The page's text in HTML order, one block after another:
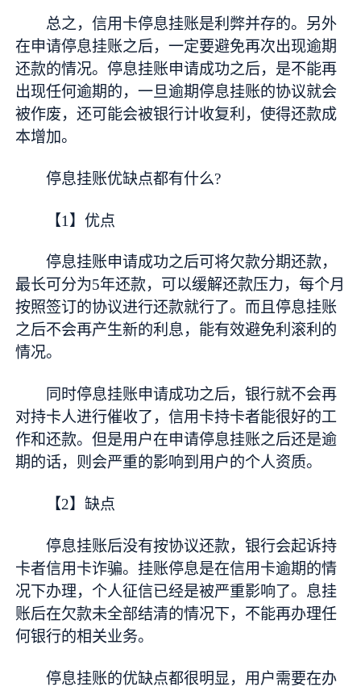
总之，信用卡停息挂账是利弊并存的。另外
在申请停息挂账之后，一定要避免再次出现逾期
还款的情况。停息挂账申请成功之后，是不能再
出现任何逾期的，一旦逾期停息挂账的协议就会
被作废，还可能会被银行计收复利，使得还款成
本增加。
停息挂账优缺点都有什么?
【1】优点
停息挂账申请成功之后可将欠款分期还款，
最长可分为5年还款，可以缓解还款压力，每个月
按照签订的协议进行还款就行了。而且停息挂账
之后不会再产生新的利息，能有效避免利滚利的
情况。
同时停息挂账申请成功之后，银行就不会再
对持卡人进行催收了，信用卡持卡者能很好的工
作和还款。但是用户在申请停息挂账之后还是逾
期的话，则会严重的影响到用户的个人资质。
【2】缺点
停息挂账后没有按协议还款，银行会起诉持
卡者信用卡诈骗。挂账停息是在信用卡逾期的情
况下办理，个人征信已经是被严重影响了。息挂
账后在欠款未全部结清的情况下，不能再办理任
何银行的相关业务。
停息挂账的优缺点都很明显，用户需要在办